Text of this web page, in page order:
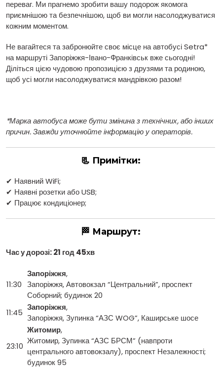
переваг. Ми прагнемо зробити вашу подорож якомога
приємнішою та безпечнішою, щоб ви могли насолоджуватися
кожним моментом.
Не вагайтеся та забронюйте своє місце на автобусі Setra*
на маршруті Запоріжжя-Івано-Франківськ вже сьогодні!
Діліться цією чудовою пропозицією з друзями та родиною,
щоб усі могли насолоджуватися мандрівкою разом!
*Марка автобуса може бути змінина з технічних, або інших
причин. Завжди уточнюйте інформацію у операторів.
📃 Примітки:
✔ Наявний WiFi;
✔ Наявні розетки або USB;
✔ Працює кондиціонер;
🏁 Маршрут:
Час у дорозі: 21 год 45хв
11:30
Запоріжжя,
Запоріжжя, Автовокзал “Центральний”, проспект
Соборний; будинок 20
11:45
Запоріжжя,
Запоріжжя, Зупинка “АЗС WOG”, Каширське шосе
23:10
Житомир,
Житомир, Зупинка “АЗС БРСМ” (навпроти
центрального автовокзалу), проспект Незалежності;
будинок 95